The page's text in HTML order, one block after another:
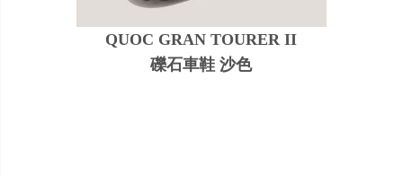
QUOC GRAN TOURER II
礫石車鞋 沙色